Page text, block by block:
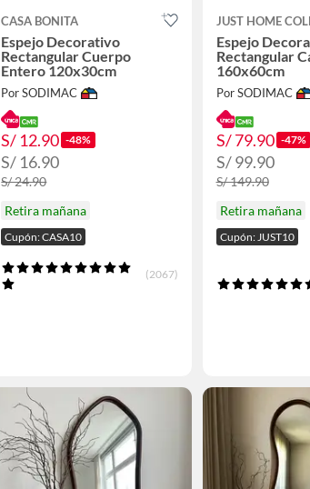
CASA BONITA
Espejo Decorativo
Rectangular Cuerpo
Entero 120x30cm
Por SODIMAC
S/ 12.90 -48%
S/ 16.90
S/ 24.90
Retira mañana
Cupón: CASA10
(2067)
JUST HOME
Espejo
Rectangular
160x60cm
Por SODIMAC
S/ 79.90 -47%
S/ 99.90
S/ 149.90
Retira mañana
Cupón: JUST10